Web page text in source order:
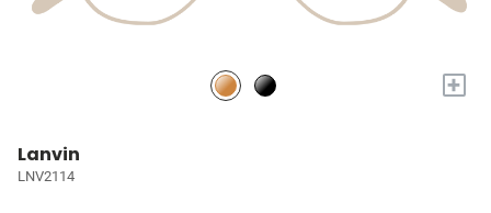
+
Lanvin
LNV2114